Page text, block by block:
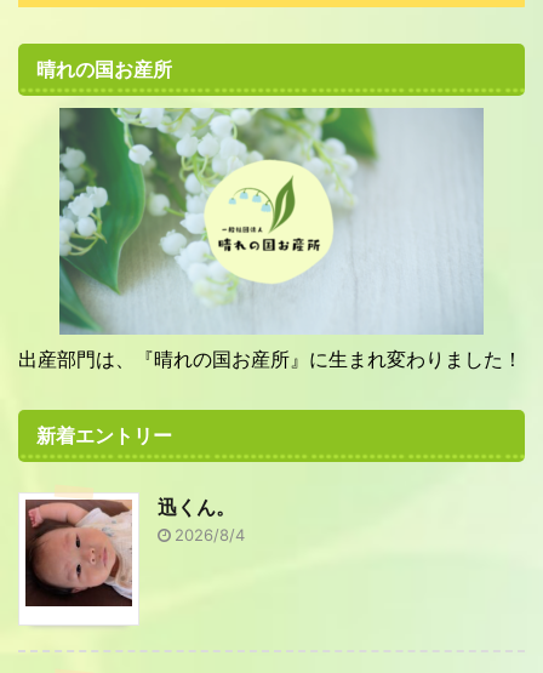
晴れの国お産所
出産部門は、『晴れの国お産所』に生まれ変わりました！
新着エントリー
迅くん。
2026/8/4